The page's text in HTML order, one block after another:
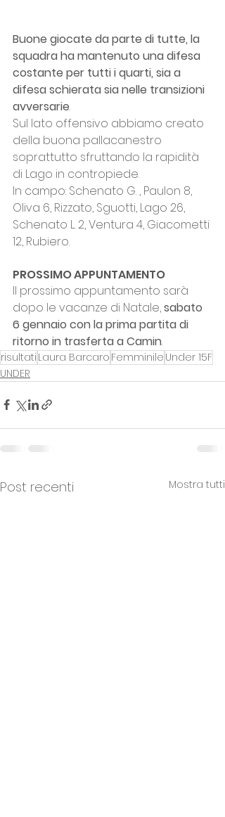
Buone giocate da parte di tutte, la
squadra ha mantenuto una difesa
costante per tutti i quarti, sia a
difesa schierata sia nelle transizioni
avversarie.
Sul lato offensivo abbiamo creato
della buona pallacanestro
soprattutto sfruttando la rapidità
di Lago in contropiede.
In campo: Schenato G. , Paulon 8,
Oliva 6, Rizzato, Sguotti, Lago 26,
Schenato L. 2, Ventura 4, Giacometti
12, Rubiero.
PROSSIMO APPUNTAMENTO
Il prossimo appuntamento sarà
dopo le vacanze di Natale, sabato
6 gennaio con la prima partita di
ritorno in trasferta a Camin.
risultati Laura Barcaro Femminile Under 15F
UNDER
Post recenti Mostra tutti